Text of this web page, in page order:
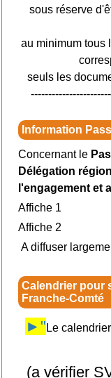
sous réserve
au minimum tous
seuls les
Information
Concernant le
Délégation
l'engagement et
Affiche 1
Affiche 2
A diffuser
Calendrier pour
Franche-Comté
►" Le
(a vérifier